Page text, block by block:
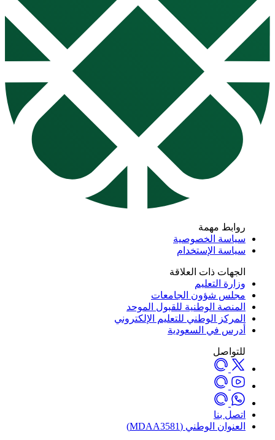
روابط مهمة
سياسة الخصوصية
سياسة الإستخدام
الجهات ذات العلاقة
وزارة التعليم
مجلس شؤون الجامعات
المنصة الوطنية للقبول الموحد
المركز الوطني للتعليم الإلكتروني
أدرس في السعودية
للتواصل
اتصل بنا
العنوان الوطني (MDAA3581)